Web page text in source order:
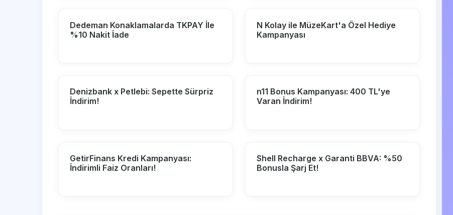
Dedeman Konaklamalarda TKPAY İle
%10 Nakit İade
N Kolay ile MüzeKart'a Özel Hediye
Kampanyası
Denizbank x Petlebi: Sepette Sürpriz
İndirim!
n11 Bonus Kampanyası: 400 TL'ye
Varan İndirim!
GetirFinans Kredi Kampanyası:
İndirimli Faiz Oranları!
Shell Recharge x Garanti BBVA: %50
Bonusla Şarj Et!